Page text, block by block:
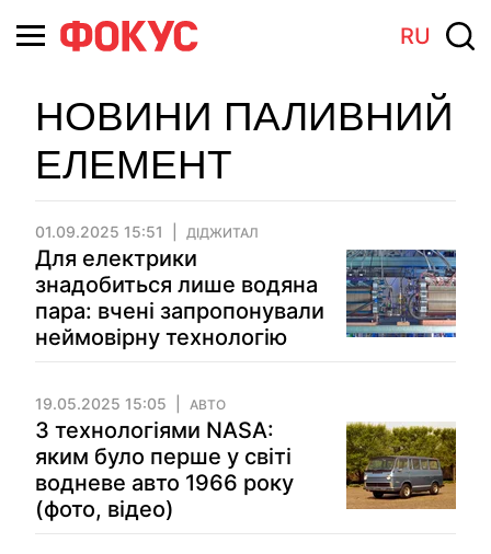
RU
НОВИНИ ПАЛИВНИЙ
ЕЛЕМЕНТ
01.09.2025 15:51 ДІДЖИТАЛ
Для електрики
знадобиться лише водяна
пара: вчені запропонували
неймовірну технологію
19.05.2025 15:05 АВТО
З технологіями NASA:
яким було перше у світі
водневе авто 1966 року
(фото, відео)